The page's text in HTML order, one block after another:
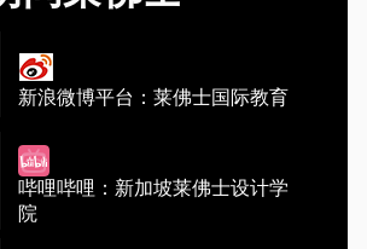
新浪微博平台：莱佛士国际教育
哔哩哔哩：新加坡莱佛士设计学
院